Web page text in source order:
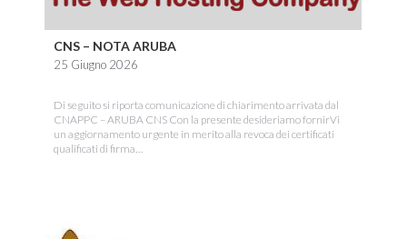
CNS – NOTA ARUBA
25 Giugno 2026
Di seguito si riporta comunicazione di chiarimento arrivata dal
CNAPPC – ARUBA CNS Con la presente desideriamo fornirVi
un aggiornamento urgente in merito alla revoca dei certificati
qualificati di firma…